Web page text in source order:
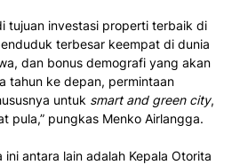
tujuan investasi properti terbaik di
terbesar keempat di dunia
dan bonus demografi yang akan
tahun ke depan, permintaan
untuk smart and green city,
pula,” pungkas Menko Airlangga.
antara lain adalah Kepala Otorita